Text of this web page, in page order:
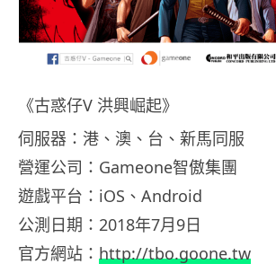
《古惑仔V 洪興崛起》
伺服器：港、澳、台、新馬同服
營運公司：Gameone智傲集團
遊戲平台：iOS、Android
公測日期：2018年7月9日
官方網站： http://tbo.goone.tw